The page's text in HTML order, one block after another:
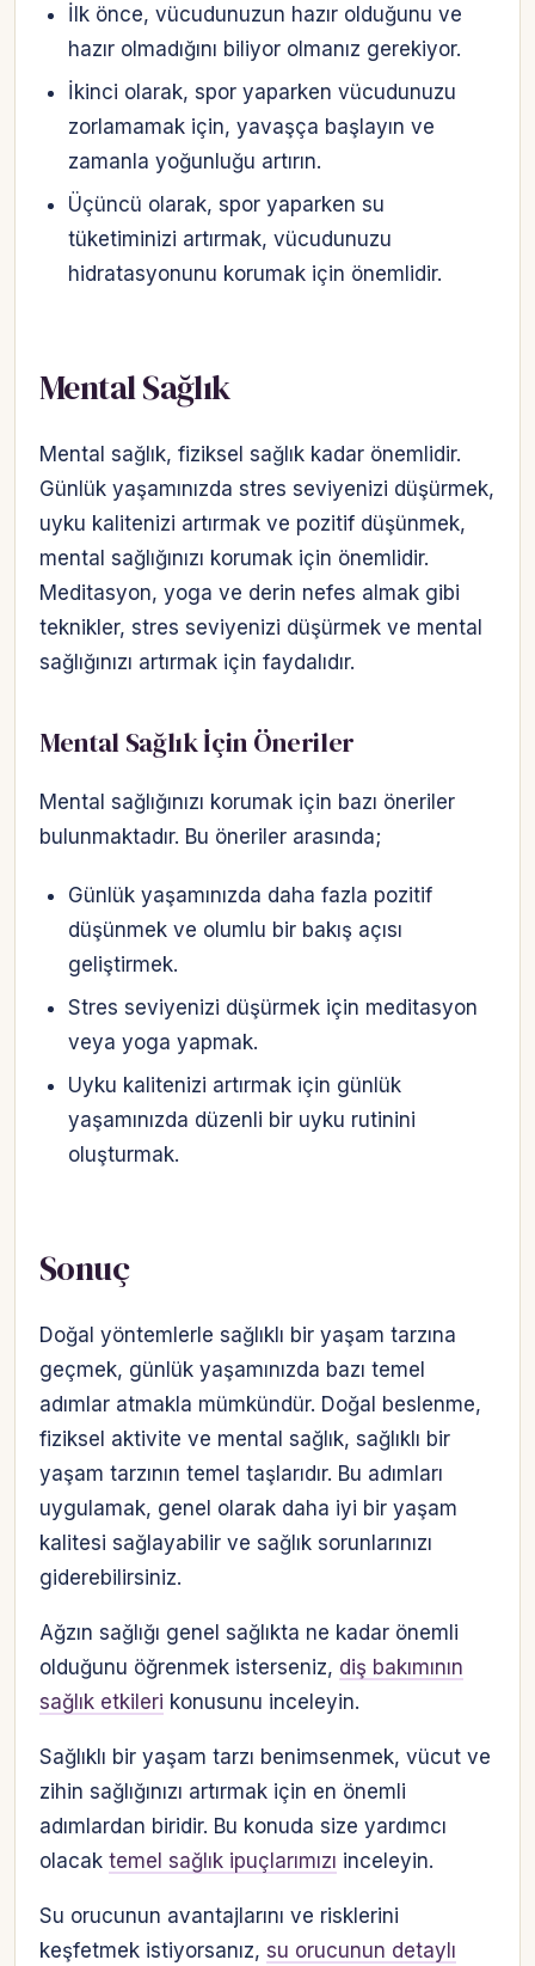
İlk önce, vücudunuzun hazır olduğunu ve
hazır olmadığını biliyor olmanız gerekiyor.
İkinci olarak, spor yaparken vücudunuzu
zorlamamak için, yavaşça başlayın ve
zamanla yoğunluğu artırın.
Üçüncü olarak, spor yaparken su
tüketiminizi artırmak, vücudunuzu
hidratasyonunu korumak için önemlidir.
Mental Sağlık
Mental sağlık, fiziksel sağlık kadar önemlidir.
Günlük yaşamınızda stres seviyenizi düşürmek,
uyku kalitenizi artırmak ve pozitif düşünmek,
mental sağlığınızı korumak için önemlidir.
Meditasyon, yoga ve derin nefes almak gibi
teknikler, stres seviyenizi düşürmek ve mental
sağlığınızı artırmak için faydalıdır.
Mental Sağlık İçin Öneriler
Mental sağlığınızı korumak için bazı öneriler
bulunmaktadır. Bu öneriler arasında;
Günlük yaşamınızda daha fazla pozitif
düşünmek ve olumlu bir bakış açısı
geliştirmek.
Stres seviyenizi düşürmek için meditasyon
veya yoga yapmak.
Uyku kalitenizi artırmak için günlük
yaşamınızda düzenli bir uyku rutinini
oluşturmak.
Sonuç
Doğal yöntemlerle sağlıklı bir yaşam tarzına
geçmek, günlük yaşamınızda bazı temel
adımlar atmakla mümkündür. Doğal beslenme,
fiziksel aktivite ve mental sağlık, sağlıklı bir
yaşam tarzının temel taşlarıdır. Bu adımları
uygulamak, genel olarak daha iyi bir yaşam
kalitesi sağlayabilir ve sağlık sorunlarınızı
giderebilirsiniz.
Ağzın sağlığı genel sağlıkta ne kadar önemli
olduğunu öğrenmek isterseniz, diş bakımının
sağlık etkileri konusunu inceleyin.
Sağlıklı bir yaşam tarzı benimsenmek, vücut ve
zihin sağlığınızı artırmak için en önemli
adımlardan biridir. Bu konuda size yardımcı
olacak temel sağlık ipuçlarımızı inceleyin.
Su orucunun avantajlarını ve risklerini
keşfetmek istiyorsanız, su orucunun detaylı